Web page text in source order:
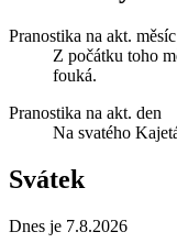
Pranostika na akt. měsíc
Z počátku toho
fouká.
Pranostika na akt. den
Na svatého
Svátek
Dnes je 7.8.2026